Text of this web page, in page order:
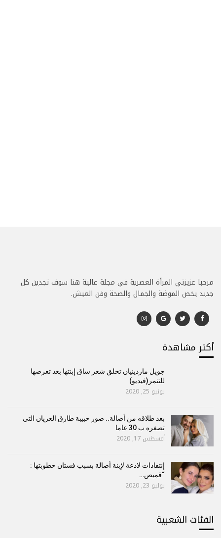
مرحبا عزيزتي المرأة العصرية في مجلة عالية هنا سوف تجدين كل
جديد يخص الموضة والجمال والصحة وفن العيش.
أكتر مشاهدة
جويل ماردينيان تحلق شعر ساق إبنتها بعد تعرضها
للتنمر(فيديو)
يونيو 25, 2020
بعد طلاقه من أصالة.. صور حبيبة طارق العريان التي
تصغره ب 30 عاما
أغسطس 17, 2020
إنتقادات لاذعة لإبنة أصالة بسبب فستان خطوبتها :
“قميص…
يوليو 23, 2020
الفئات الشعبية